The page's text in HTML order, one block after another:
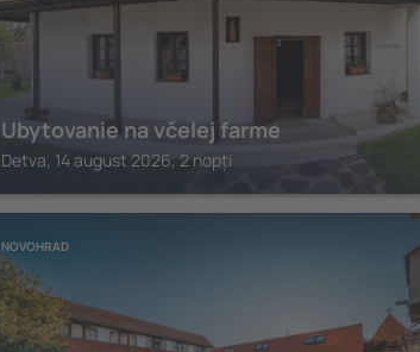
Ubytovanie na včelej farme
Detva, 14 august 2026, 2 nopți
NOVOHRAD